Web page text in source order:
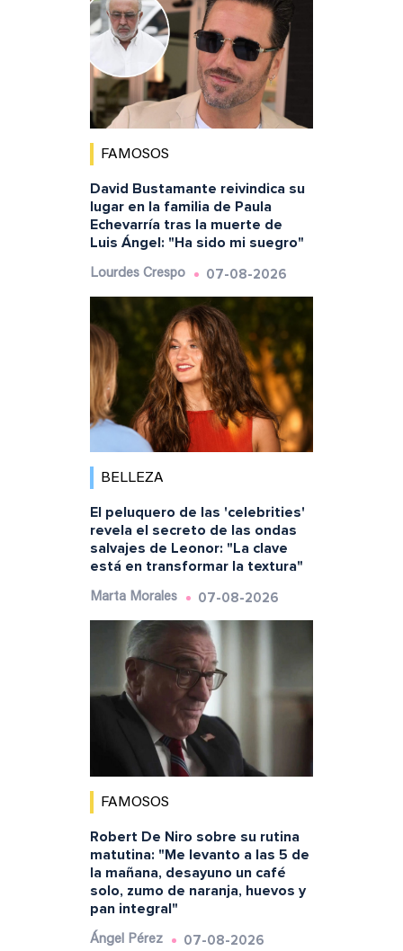
FAMOSOS
David Bustamante reivindica su
lugar en la familia de Paula
Echevarría tras la muerte de
Luis Ángel: "Ha sido mi suegro"
Lourdes Crespo 07-08-2026
BELLEZA
El peluquero de las 'celebrities'
revela el secreto de las ondas
salvajes de Leonor: "La clave
está en transformar la textura"
Marta Morales 07-08-2026
FAMOSOS
Robert De Niro sobre su rutina
matutina: "Me levanto a las 5 de
la mañana, desayuno un café
solo, zumo de naranja, huevos y
pan integral"
Ángel Pérez 07-08-2026